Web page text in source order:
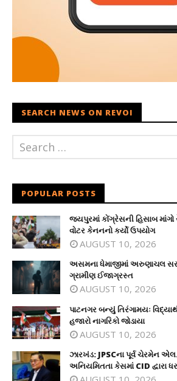
SEARCH NEWS ON REVOI
POPULAR POSTS
જયપુરમાં કોંગ્રેસની હિસાબ
વોટર કેનનનો કર્યો ઉપયોગ
AUGUST 10, 2026
અસમના ધેમાજીમાં અરુણાચલ
ગ્રામીણ ઈજાગ્રસ્ત
AUGUST 10, 2026
પાટનગર બન્યું તિરંગામયઃ
હજારો નાગરિકો જોડાયા
AUGUST 10, 2026
ઝારખંડ: JPSCના પૂર્વ ચેરમેન એલ.
અનિયમિતતા કેસમાં CID દ્વારા